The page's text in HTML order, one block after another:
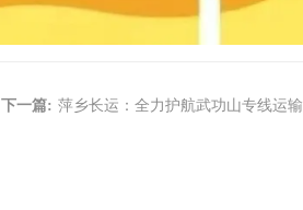
下一篇: 萍乡长运：全力护航武功山专线运输